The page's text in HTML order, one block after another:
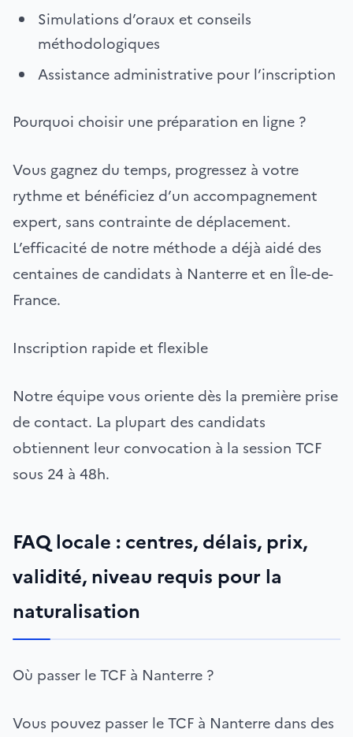
Simulations d’oraux et conseils
méthodologiques
Assistance administrative pour l’inscription
Pourquoi choisir une préparation en ligne ?
Vous gagnez du temps, progressez à votre
rythme et bénéficiez d’un accompagnement
expert, sans contrainte de déplacement.
L’efficacité de notre méthode a déjà aidé des
centaines de candidats à Nanterre et en Île-de-
France.
Inscription rapide et flexible
Notre équipe vous oriente dès la première prise
de contact. La plupart des candidats
obtiennent leur convocation à la session TCF
sous 24 à 48h.
FAQ locale : centres, délais, prix,
validité, niveau requis pour la
naturalisation
Où passer le TCF à Nanterre ?
Vous pouvez passer le TCF à Nanterre dans des